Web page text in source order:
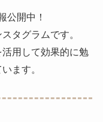
公開中！
タグラムです。
用して効果的に勉
ます。